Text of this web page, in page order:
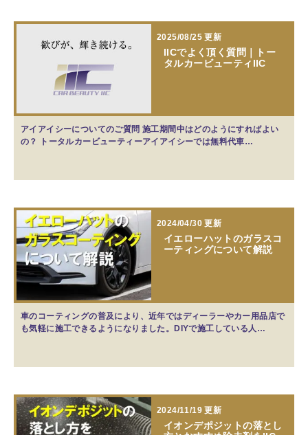
2025/08/25 更新
IICでよく頂く質問｜トー
タルカービューティIIC
アイアイシーについてのご質問 施工期間中はどのようにすればよい
の？ トータルカービューティーアイアイシーでは無料代車…
2024/04/30 更新
イエローハットのガラスコ
ーティングについて解説
車のコーティングの普及により、近年ではディーラーやカー用品店で
も気軽に施工できるようになりました。DIYで施工している人…
2024/11/19 更新
イオンデポジットの落とし